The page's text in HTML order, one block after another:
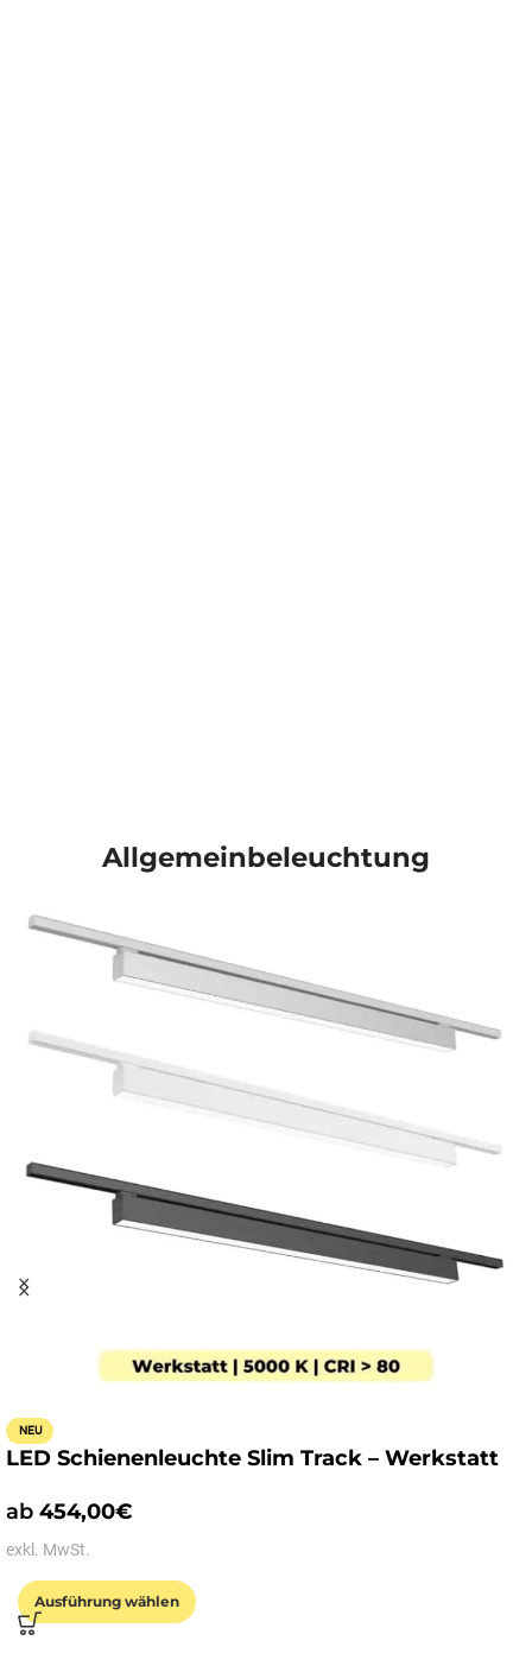
Allgemeinbeleuchtung
NEU
LED Schienenleuchte Slim Track – Werkstatt
ab 454,00€
exkl. MwSt.
Ausführung wählen